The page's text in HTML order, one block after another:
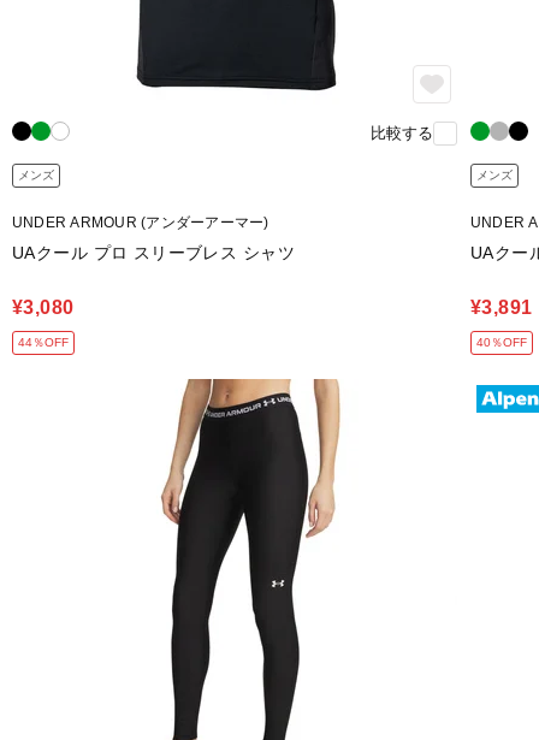
比較する
メンズ
UNDER ARMOUR (アンダーアーマー)
UAクール プロ スリーブレス シャツ
¥3,080
44％OFF
メンズ
UNDER
UAクー
¥3,891
40％OFF